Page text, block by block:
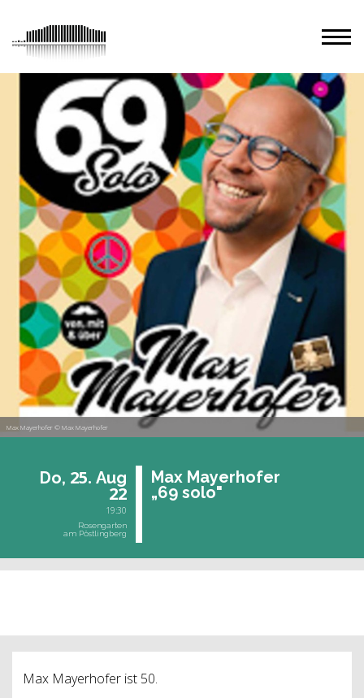
Max Mayerhofer © Max Mayerhofer
Do, 25. Aug
22
19:30
Rosengarten
am Pöstlingberg
Max Mayer­ho­fer
„69 solo"
Max Mayerhofer ist 50.